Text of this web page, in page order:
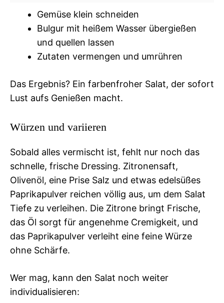
Gemüse klein schneiden
Bulgur mit heißem Wasser übergießen
und quellen lassen
Zutaten vermengen und umrühren
Das Ergebnis? Ein farbenfroher Salat, der sofort
Lust aufs Genießen macht.
Würzen und variieren
Sobald alles vermischt ist, fehlt nur noch das
schnelle, frische Dressing. Zitronensaft,
Olivenöl, eine Prise Salz und etwas edelsüßes
Paprikapulver reichen völlig aus, um dem Salat
Tiefe zu verleihen. Die Zitrone bringt Frische,
das Öl sorgt für angenehme Cremigkeit, und
das Paprikapulver verleiht eine feine Würze
ohne Schärfe.
Wer mag, kann den Salat noch weiter
individualisieren: